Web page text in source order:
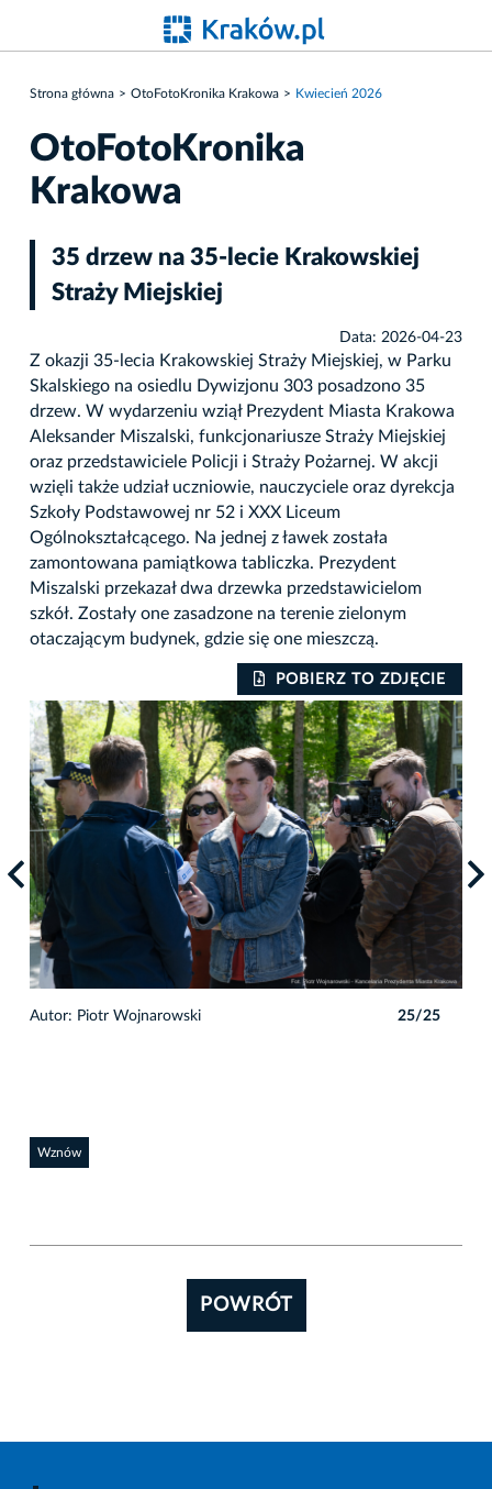
Strona główna OtoFotoKronika Krakowa Kwiecień 2026
OtoFotoKronika
Krakowa
35 drzew na 35-lecie Krakowskiej
Straży Miejskiej
Data: 2026-04-23
Z okazji 35-lecia Krakowskiej Straży Miejskiej, w Parku
Skalskiego na osiedlu Dywizjonu 303 posadzono 35
drzew. W wydarzeniu wziął Prezydent Miasta Krakowa
Aleksander Miszalski, funkcjonariusze Straży Miejskiej
oraz przedstawiciele Policji i Straży Pożarnej. W akcji
wzięli także udział uczniowie, nauczyciele oraz dyrekcja
Szkoły Podstawowej nr 52 i XXX Liceum
Ogólnokształcącego. Na jednej z ławek została
zamontowana pamiątkowa tabliczka. Prezydent
Miszalski przekazał dwa drzewka przedstawicielom
szkół. Zostały one zasadzone na terenie zielonym
otaczającym budynek, gdzie się one mieszczą.
POBIERZ TO ZDJĘCIE
Autor: Piotr Wojnarowski 25/25
Wznów
POWRÓT